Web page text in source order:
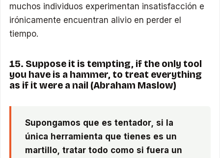
muchos individuos experimentan insatisfacción e
irónicamente encuentran alivio en perder el
tiempo.
15. Suppose it is tempting, if the only tool
you have is a hammer, to treat everything
as if it were a nail (Abraham Maslow)
Supongamos que es tentador, si la
única herramienta que tienes es un
martillo, tratar todo como si fuera un